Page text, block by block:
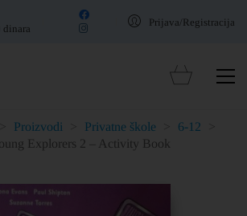
dinara
Prijava/Registracija
Proizvodi Privatne škole 6-12
Explorers 2 – Activity Book